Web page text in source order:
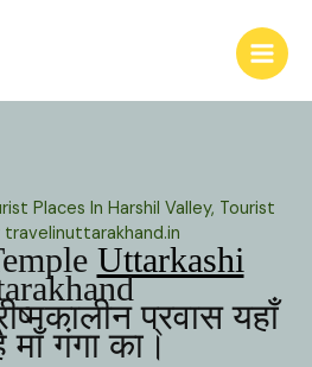
Places In Harshil Valley, Tourist
travelinuttarakhand.in
Uttarkashi
प्रवास यहाँ
माँ गंगा का।